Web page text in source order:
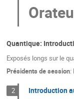
Quantique:
Exposés longs sur le
Présidents de session:
2 Introduction